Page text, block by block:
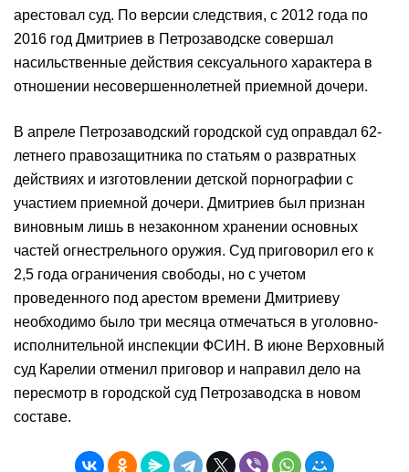
арестовал суд. По версии следствия, с 2012 года по
2016 год Дмитриев в Петрозаводске совершал
насильственные действия сексуального характера в
отношении несовершеннолетней приемной дочери.
В апреле Петрозаводский городской суд оправдал 62-
летнего правозащитника по статьям о развратных
действиях и изготовлении детской порнографии с
участием приемной дочери. Дмитриев был признан
виновным лишь в незаконном хранении основных
частей огнестрельного оружия. Суд приговорил его к
2,5 года ограничения свободы, но с учетом
проведенного под арестом времени Дмитриеву
необходимо было три месяца отмечаться в уголовно-
исполнительной инспекции ФСИН. В июне Верховный
суд Карелии отменил приговор и направил дело на
пересмотр в городской суд Петрозаводска в новом
составе.